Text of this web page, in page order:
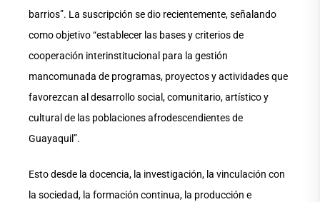
barrios”. La suscripción se dio recientemente, señalando
como objetivo “establecer las bases y criterios de
cooperación interinstitucional para la gestión
mancomunada de programas, proyectos y actividades que
favorezcan al desarrollo social, comunitario, artístico y
cultural de las poblaciones afrodescendientes de
Guayaquil”.
Esto desde la docencia, la investigación, la vinculación con
la sociedad, la formación continua, la producción e